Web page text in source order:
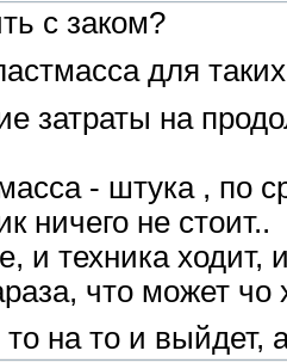
с заком?
для
затраты на
- штука , по
ничего не стоит..
и техника ходит,
что может
на то и выйдет,